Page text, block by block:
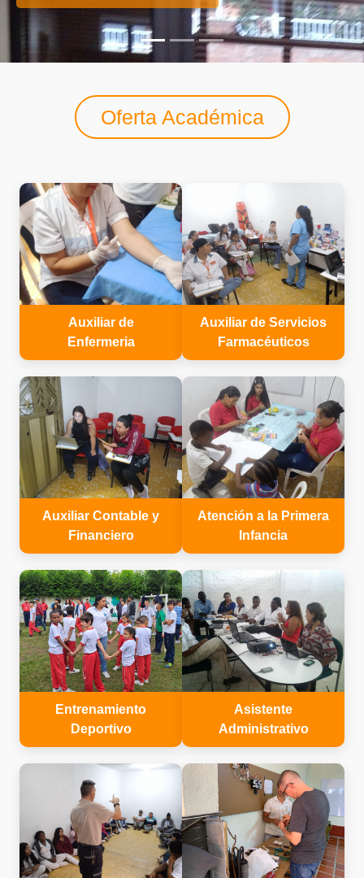
Oferta Académica
Auxiliar de
Enfermeria
Auxiliar de Servicios
Farmacéuticos
Auxiliar Contable y
Financiero
Atención a la Primera
Infancia
Entrenamiento
Deportivo
Asistente
Administrativo